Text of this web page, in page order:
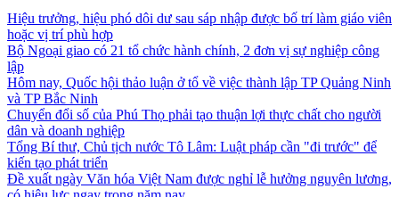
Hiệu trưởng, hiệu phó dôi dư sau sáp nhập được bố trí làm giáo viên
hoặc vị trí phù hợp
Bộ Ngoại giao có 21 tổ chức hành chính, 2 đơn vị sự nghiệp công
lập
Hôm nay, Quốc hội thảo luận ở tổ về việc thành lập TP Quảng Ninh
và TP Bắc Ninh
Chuyển đổi số của Phú Thọ phải tạo thuận lợi thực chất cho người
dân và doanh nghiệp
Tổng Bí thư, Chủ tịch nước Tô Lâm: Luật pháp cần "đi trước" để
kiến tạo phát triển
Đề xuất ngày Văn hóa Việt Nam được nghỉ lễ hưởng nguyên lương,